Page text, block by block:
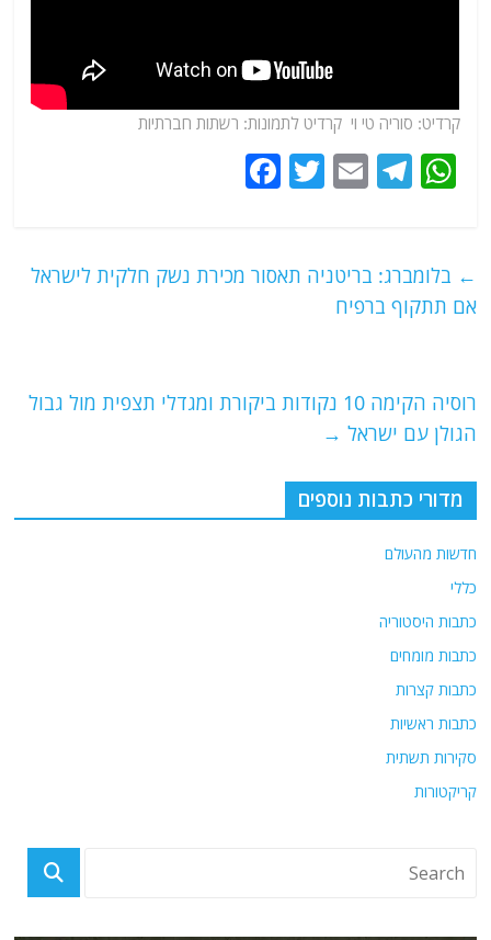
קרדיט: סוריה טי וי קרדיט לתמונות: רשתות חברתיות
W
s
A
T
g
ra
E
l
T
er
e
k
← בלומברג: בריטניה תאסור מכירת נשק חלקית לישראל
אם תתקוף ברפיח
רוסיה הקימה 10 נקודות ביקורת ומגדלי תצפית מול גבול
הגולן עם ישראל →
מדורי כתבות נוספים
חדשות מהעולם
כללי
כתבות היסטוריה
כתבות מומחים
כתבות קצרות
כתבות ראשיות
סקירות תשתית
קריקטורות